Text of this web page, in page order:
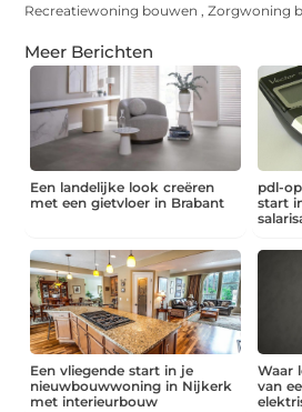
Recreatiewoning bouwen ,Zorgwoning
Meer Berichten
Een landelijke look creëren
met een gietvloer in Brabant
pdl-
start
Een vliegende start in je
nieuwbouwwoning in Nijkerk
met interieurbouw
Waar
van